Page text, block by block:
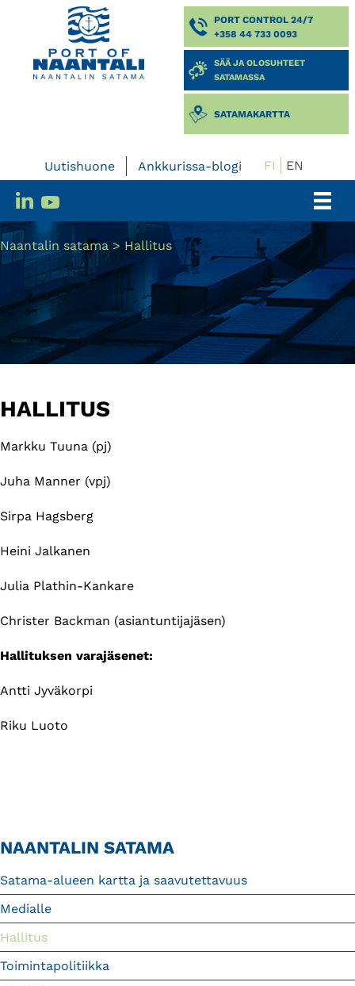
PORT CONTROL 24/7
+358 44 733 0093
SÄÄ JA OLOSUHTEET
SATAMASSA
SATAMAKARTTA
Uutishuone Ankkurissa-blogi FI EN
Naantalin satama > Hallitus
NAANTALIN SATAMA
Satama-alueen kartta ja saavutettavuus
Medialle
Hallitus
Toimintapolitiikka
HALLITUS
Markku Tuuna (pj)
Juha Manner (vpj)
Sirpa Hagsberg
Heini Jalkanen
Julia Plathin-Kankare
Christer Backman (asiantuntijajäsen)
Hallituksen varajäsenet:
Antti Jyväkorpi
Riku Luoto